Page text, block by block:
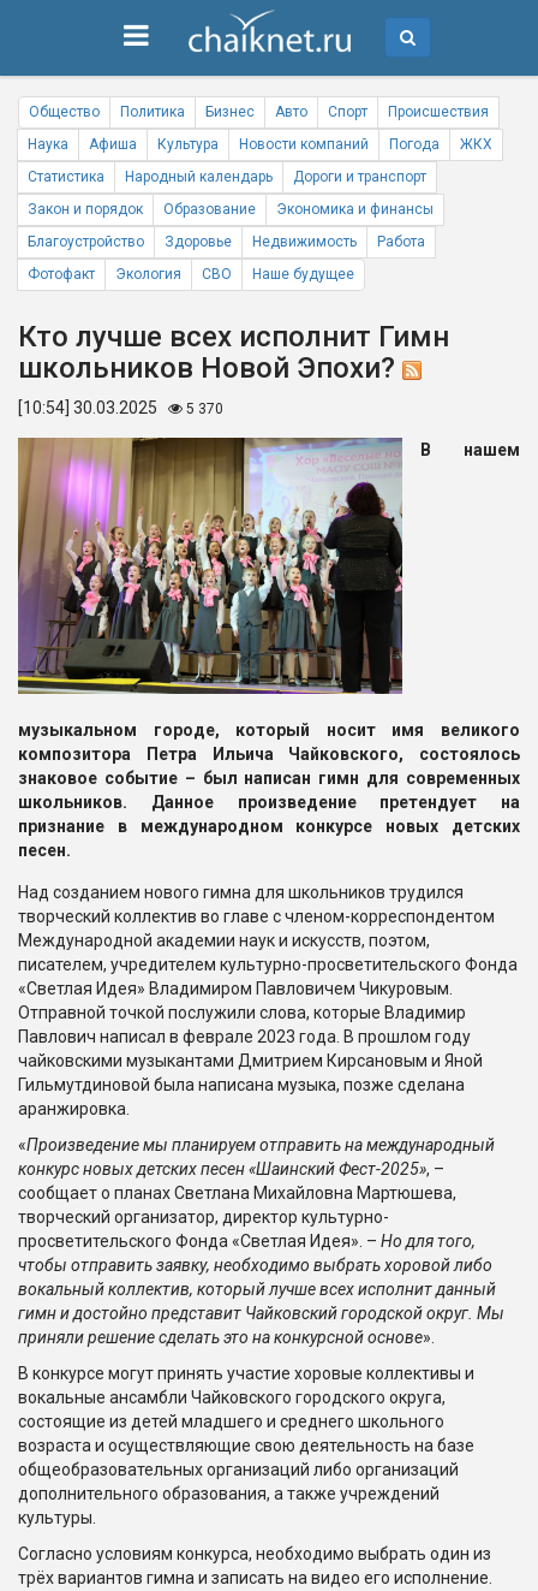
Общество Политика Бизнес Авто Спорт
Происшествия
Наука
Афиша Культура Новости компаний Погода
ЖКХ
Статистика
Народный календарь
Дороги и транспорт
Закон и порядок
Образование
Экономика и финансы
Благоустройство
Здоровье Недвижимость
Работа
Фотофакт
Экология СВО Наше будущее
Кто лучше всех исполнит Гимн
школьников Новой Эпохи?
[10:54] 30.03.2025 5 370
В нашем
музыкальном городе, который носит имя великого
композитора Петра Ильича Чайковского, состоялось
знаковое событие – был написан гимн для современных
школьников. Данное произведение претендует на
признание в международном конкурсе новых детских
песен.
Над созданием нового гимна для школьников трудился
творческий коллектив во главе с членом-корреспондентом
Международной академии наук и искусств, поэтом,
писателем, учредителем культурно-просветительского Фонда
«Светлая Идея» Владимиром Павловичем Чикуровым.
Отправной точкой послужили слова, которые Владимир
Павлович написал в феврале 2023 года. В прошлом году
чайковскими музыкантами Дмитрием Кирсановым и Яной
Гильмутдиновой была написана музыка, позже сделана
аранжировка.
«Произведение мы планируем отправить на международный
конкурс новых детских песен «Шаинский Фест-2025», –
сообщает о планах Светлана Михайловна Мартюшева,
творческий организатор, директор культурно-
просветительского Фонда «Светлая Идея». – Но для того,
чтобы отправить заявку, необходимо выбрать хоровой либо
вокальный коллектив, который лучше всех исполнит данный
гимн и достойно представит Чайковский городской округ. Мы
приняли решение сделать это на конкурсной основе».
В конкурсе могут принять участие хоровые коллективы и
вокальные ансамбли Чайковского городского округа,
состоящие из детей младшего и среднего школьного
возраста и осуществляющие свою деятельность на базе
общеобразовательных организаций либо организаций
дополнительного образования, а также учреждений
культуры.
Согласно условиям конкурса, необходимо выбрать один из
трёх вариантов гимна и записать на видео его исполнение.